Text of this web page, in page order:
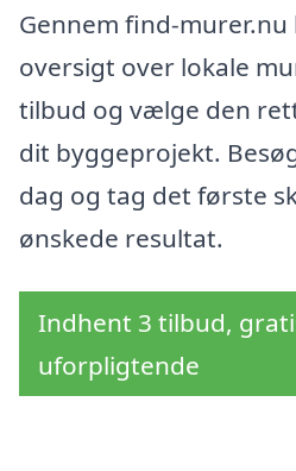
Gennem find-murer.nu
oversigt over lokale
tilbud og vælge den
dit byggeprojekt.
dag og tag det første
ønskede resultat.
Indhent 3 tilbud,
uforpligtende